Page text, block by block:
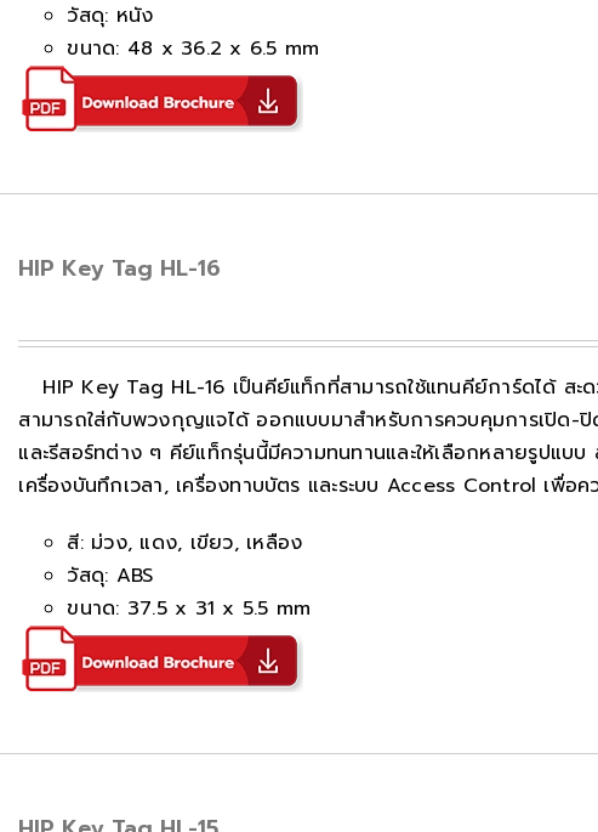
วัสดุ: หนัง
ขนาด: 48 x 36.2 x 6.5 mm
HIP Key Tag HL-16
HIP Key Tag HL-16 เป็นคีย์แท็กที่สามารถใช้แทนคีย์การ์ดได้ สะ
สามารถใส่กับพวงกุญแจได้ ออกแบบมาสำหรับการควบคุมการเปิด-
และรีสอร์ทต่าง ๆ คีย์แท็กรุ่นนี้มีความทนทานและให้เลือกหลายรูปแบบ
เครื่องบันทึกเวลา, เครื่องทาบบัตร และระบบ Access Control เพื่อค
สี: ม่วง, แดง, เขียว, เหลือง
วัสดุ: ABS
ขนาด: 37.5 x 31 x 5.5 mm